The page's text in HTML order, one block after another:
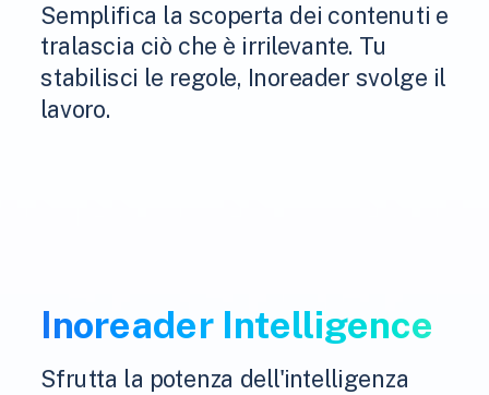
Semplifica la scoperta dei contenuti e
tralascia ciò che è irrilevante. Tu
stabilisci le regole, Inoreader svolge il
lavoro.
Inoreader Intelligence
Sfrutta la potenza dell'intelligenza